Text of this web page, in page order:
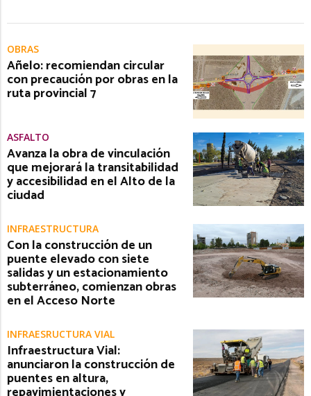
OBRAS
Añelo: recomiendan circular
con precaución por obras en la
ruta provincial 7
ASFALTO
Avanza la obra de vinculación
que mejorará la transitabilidad
y accesibilidad en el Alto de la
ciudad
INFRAESTRUCTURA
Con la construcción de un
puente elevado con siete
salidas y un estacionamiento
subterráneo, comienzan obras
en el Acceso Norte
INFRAESRUCTURA VIAL
Infraestructura Vial:
anunciaron la construcción de
puentes en altura,